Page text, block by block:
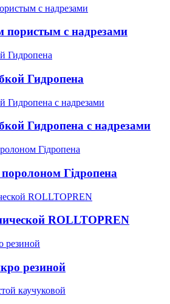
пористым с надрезами
Гидропена
Гидропена с надрезами
Гідропена
ROLLTOPREN
резиной